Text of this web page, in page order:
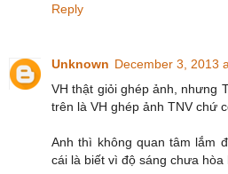
Reply
Unknown December 3, 2013
VH thật giỏi ghép ảnh, nhưng
trên là VH ghép ảnh TNV chứ
Anh thì không quan tâm lắm
cái là biết vì độ sáng chưa hòa